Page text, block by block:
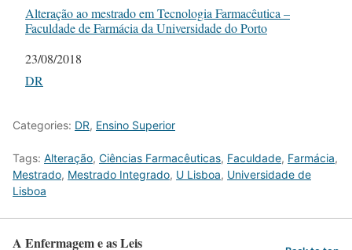
Alteração ao mestrado em Tecnologia Farmacêutica –
Faculdade de Farmácia da Universidade do Porto
Date
23/08/2018
In relation to
DR
Categories: DR, Ensino Superior
Tags: Alteração, Ciências Farmacêuticas, Faculdade, Farmácia,
Mestrado, Mestrado Integrado, U Lisboa, Universidade de
Lisboa
A Enfermagem e as Leis